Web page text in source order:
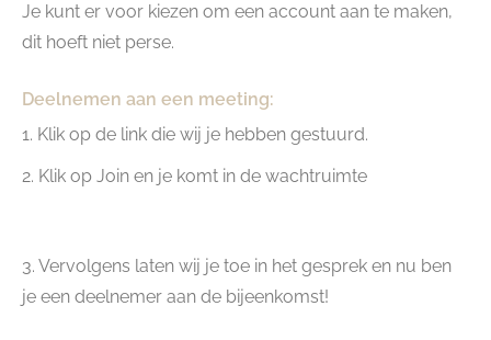
Je kunt er voor kiezen om een account aan te maken,
dit hoeft niet perse.
Deelnemen aan een meeting:
1. Klik op de link die wij je hebben gestuurd.
2. Klik op Join en je komt in de wachtruimte
3. Vervolgens laten wij je toe in het gesprek en nu ben
je een deelnemer aan de bijeenkomst!